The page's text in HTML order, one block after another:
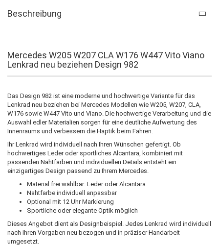
Beschreibung
Mercedes W205 W207 CLA W176 W447 Vito Viano
Lenkrad neu beziehen Design 982
Das Design 982 ist eine moderne und hochwertige Variante für das
Lenkrad neu beziehen bei Mercedes Modellen wie W205, W207, CLA,
W176 sowie W447 Vito und Viano. Die hochwertige Verarbeitung und die
Auswahl edler Materialien sorgen für eine deutliche Aufwertung des
Innenraums und verbessern die Haptik beim Fahren.
Ihr Lenkrad wird individuell nach Ihren Wünschen gefertigt. Ob
hochwertiges Leder oder sportliches Alcantara, kombiniert mit
passenden Nahtfarben und individuellen Details entsteht ein
einzigartiges Design passend zu Ihrem Mercedes.
Material frei wählbar: Leder oder Alcantara
Nahtfarbe individuell anpassbar
Optional mit 12 Uhr Markierung
Sportliche oder elegante Optik möglich
Dieses Angebot dient als Designbeispiel. Jedes Lenkrad wird individuell
nach Ihren Vorgaben neu bezogen und in präziser Handarbeit
umgesetzt.